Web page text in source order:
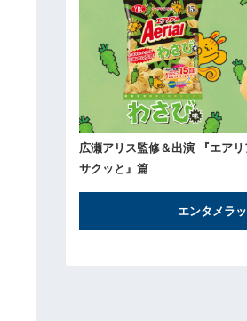
広瀬アリス監修＆出演 『エア
サクッと』篇
エンタメラ